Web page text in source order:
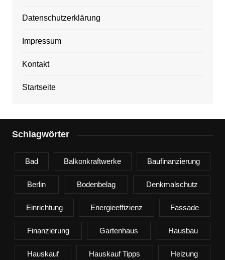
Datenschutzerklärung
Impressum
Kontakt
Startseite
Schlagwörter
Bad Balkonkraftwerke Baufinanzierung
Berlin Bodenbelag Denkmalschutz
Einrichtung Energieeffizienz Fassade
Finanzierung Gartenhaus Hausbau
Hauskauf Hauskauf Tipps Heizung